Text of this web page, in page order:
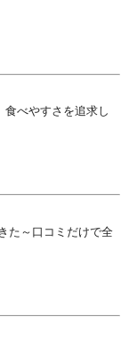
べやすさを追求し
た～口コミだけで全